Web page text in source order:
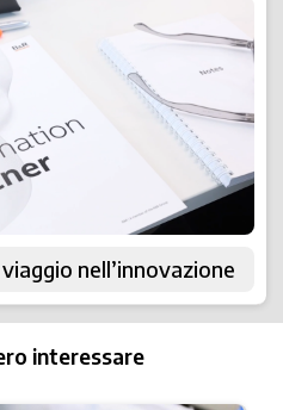
nell’innovazione
interessare